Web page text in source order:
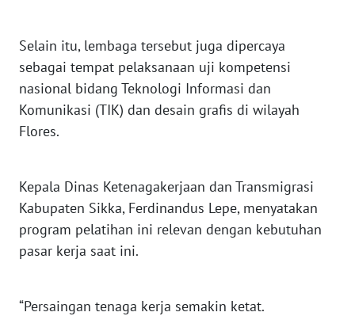
Selain itu, lembaga tersebut juga dipercaya
sebagai tempat pelaksanaan uji kompetensi
nasional bidang Teknologi Informasi dan
Komunikasi (TIK) dan desain grafis di wilayah
Flores.
Kepala Dinas Ketenagakerjaan dan Transmigrasi
Kabupaten Sikka, Ferdinandus Lepe, menyatakan
program pelatihan ini relevan dengan kebutuhan
pasar kerja saat ini.
“Persaingan tenaga kerja semakin ketat.
WN
BENGKULU
WN
WN
JATENG
WN
NUSANTARA
WN